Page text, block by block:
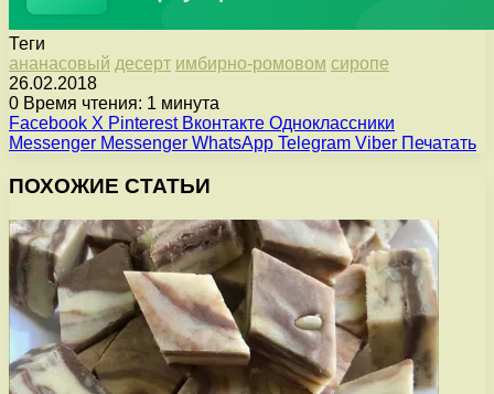
Теги
ананасовый десерт имбирно-ромовом сиропе
26.02.2018
0 Время чтения: 1 минута
Facebook X Pinterest Вконтакте Одноклассники
Messenger Messenger WhatsApp Telegram Viber Печатать
ПОХОЖИЕ СТАТЬИ